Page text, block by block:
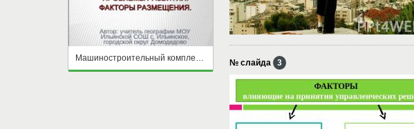
Машиностроительный комплекс. Роль, значение, проблемы развития. Факторы размещения № слайда 3